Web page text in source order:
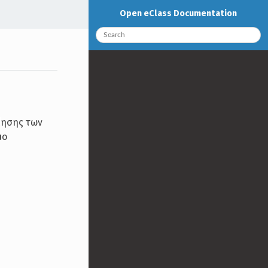
των
Open eClass Documentation